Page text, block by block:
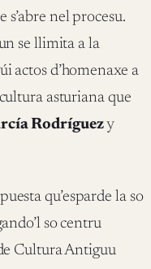
nel procesu.
se llimita a la
actos d’homenaxe a
asturiana que
Rodríguezy
qu’esparde la so
so centru
Cultura Antiguu